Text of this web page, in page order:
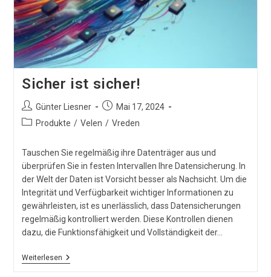
Sicher ist sicher!
Beitrags-
Autor:
Günter Liesner
Beitrag
veröffentlicht:
Mai 17, 2024
Beitrags-
Produkte / Velen / Vreden
Tauschen Sie regelmäßig ihre Datenträger aus und
überprüfen Sie in festen Intervallen Ihre Datensicherung. In
der Welt der Daten ist Vorsicht besser als Nachsicht. Um die
Integrität und Verfügbarkeit wichtiger Informationen zu
gewährleisten, ist es unerlässlich, dass Datensicherungen
regelmäßig kontrolliert werden. Diese Kontrollen dienen
dazu, die Funktionsfähigkeit und Vollständigkeit der…
WeiterlesenSicher